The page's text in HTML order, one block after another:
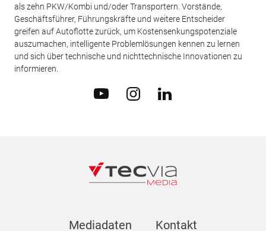
als zehn PKW/Kombi und/oder Transportern. Vorstände,
Geschäftsführer, Führungskräfte und weitere Entscheider
greifen auf Autoflotte zurück, um Kostensenkungspotenziale
auszumachen, intelligente Problemlösungen kennen zu lernen
und sich über technische und nichttechnische Innovationen zu
informieren.
Mediadaten Kontakt